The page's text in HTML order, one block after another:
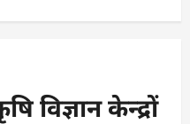
विज्ञान केन्द्रों